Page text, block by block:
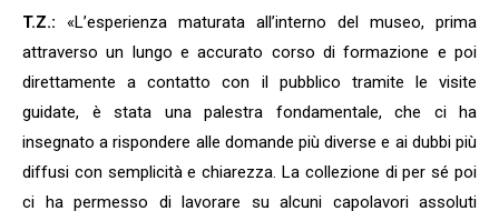
T.Z.: «L’esperienza maturata all’interno del museo, prima
attraverso un lungo e accurato corso di formazione e poi
direttamente a contatto con il pubblico tramite le visite
guidate, è stata una palestra fondamentale, che ci ha
insegnato a rispondere alle domande più diverse e ai dubbi più
diffusi con semplicità e chiarezza. La collezione di per sé poi
ci ha permesso di lavorare su alcuni capolavori assoluti